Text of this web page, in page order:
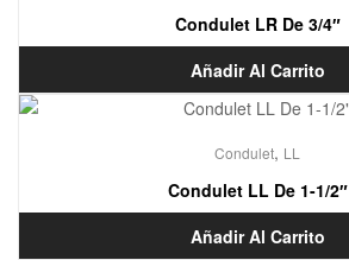
Condulet LR De 3/4″
Añadir Al Carrito
Condulet, LL
Condulet LL De 1-1/2″
Añadir Al Carrito